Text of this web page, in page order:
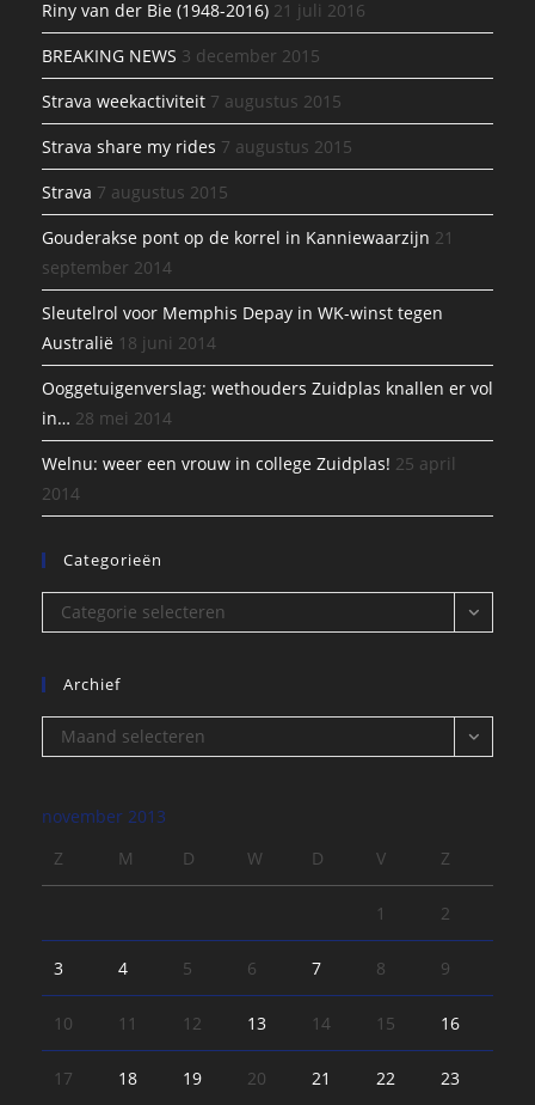
Riny van der Bie (1948-2016) 21 juli 2016
BREAKING NEWS 3 december 2015
Strava weekactiviteit 7 augustus 2015
Strava share my rides 7 augustus 2015
Strava 7 augustus 2015
Gouderakse pont op de korrel in Kanniewaarzijn 21
september 2014
Sleutelrol voor Memphis Depay in WK-winst tegen
Australië 18 juni 2014
Ooggetuigenverslag: wethouders Zuidplas knallen er vol
in… 28 mei 2014
Welnu: weer een vrouw in college Zuidplas! 25 april
2014
Categorieën
Categorieën
Categorie selecteren
Archief
Archief
Maand selecteren
november 2013
Z
M D W D V Z
1 2
3 4 5 6 7 8 9
10 11 12 13 14 15 16
17 18 19 20 21 22 23